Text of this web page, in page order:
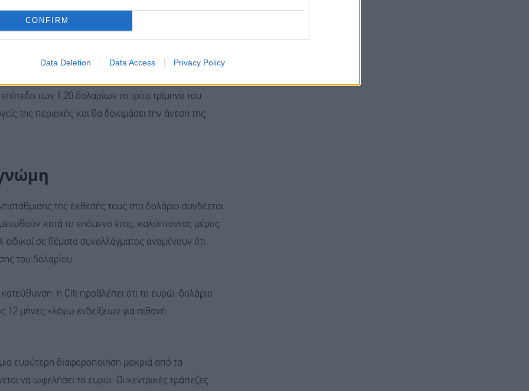
CONFIRM
Data Deletion Data Access Privacy Policy
12 μηνών. Η JPMorgan αναμένει ότι θα φτάσει
Bank αναμένει 1,23 δολάρια πριν από το τέλος
οι αναλυτές των επενδυτικών τραπεζών
των 1,20 δολαρίων το τρίτο τρίμηνο του
της περιοχής και θα δοκιμάσει την άνεση της
της έκθεσής τους στο δολάριο συνδέεται
κατά το επόμενο έτος, καλύπτοντας μέρος
ειδικοί σε θέματα συναλλάγματος αναμένουν ότι
του δολαρίου.
κατεύθυνση: η Citi προβλέπει ότι το ευρώ-δολάριο
12 μήνες «λόγω ενδείξεων για πιθανή
ευρύτερη διαφοροποίηση μακριά από τα
να ωφελήσει το ευρώ. Οι κεντρικές τράπεζες